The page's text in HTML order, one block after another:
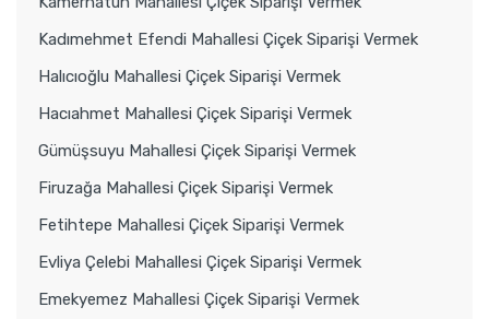
Kadımehmet Efendi Mahallesi Çiçek Siparişi Vermek
Halıcıoğlu Mahallesi Çiçek Siparişi Vermek
Hacıahmet Mahallesi Çiçek Siparişi Vermek
Gümüşsuyu Mahallesi Çiçek Siparişi Vermek
Firuzağa Mahallesi Çiçek Siparişi Vermek
Fetihtepe Mahallesi Çiçek Siparişi Vermek
Evliya Çelebi Mahallesi Çiçek Siparişi Vermek
Emekyemez Mahallesi Çiçek Siparişi Vermek